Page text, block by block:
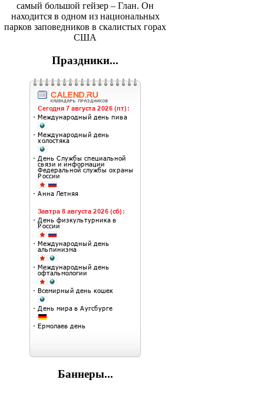
самый большой гейзер – Глан. Он
находится в одном из национальных
парков заповедников в скалистых горах
США
Праздники...
Баннеры...